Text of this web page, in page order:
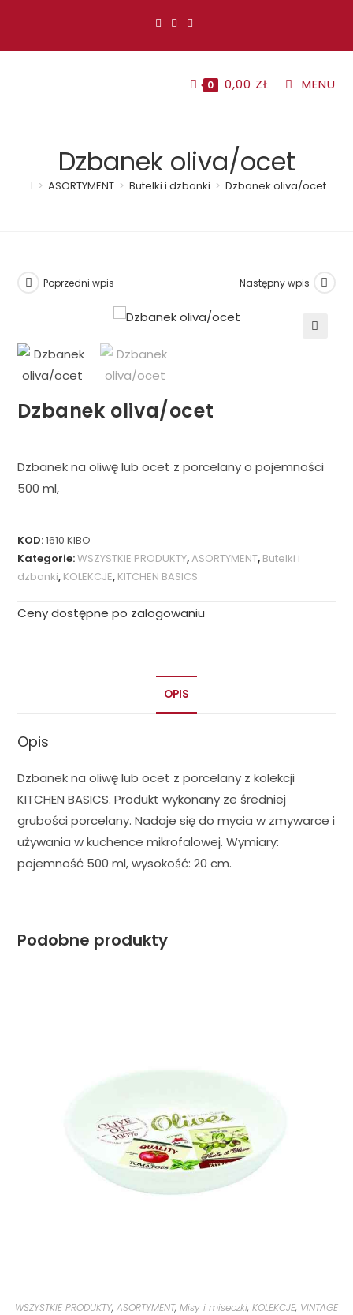
0 0,00 ZŁ MENU
Dzbanek oliva/ocet
> ASORTYMENT > Butelki i dzbanki > Dzbanek oliva/ocet
Poprzedni wpis Następny wpis
Dzbanek oliva/ocet
Dzbanek na oliwę lub ocet z porcelany o pojemności
500 ml,
KOD:1610 KIBO
Kategorie:WSZYSTKIE PRODUKTY,ASORTYMENT, Butelki i
dzbanki, KOLEKCJE, KITCHEN BASICS
Ceny dostępne po zalogowaniu
OPIS
Opis
Dzbanek na oliwę lub ocet z porcelany z kolekcji
KITCHEN BASICS. Produkt wykonany ze średniej
grubości porcelany. Nadaje się do mycia w zmywarce i
używania w kuchence mikrofalowej. Wymiary:
pojemność 500 ml, wysokość: 20 cm.
Podobne produkty
WSZYSTKIE PRODUKTY, ASORTYMENT, Misy i miseczki, KOLEKCJE, VINTAGE